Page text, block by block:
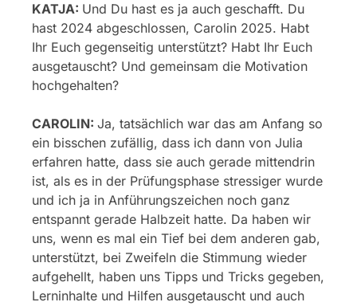
KATJA: Und Du hast es ja auch geschafft. Du
hast 2024 abgeschlossen, Carolin 2025. Habt
Ihr Euch gegenseitig unterstützt? Habt Ihr Euch
ausgetauscht? Und gemeinsam die Motivation
hochgehalten?
CAROLIN: Ja, tatsächlich war das am Anfang so
ein bisschen zufällig, dass ich dann von Julia
erfahren hatte, dass sie auch gerade mittendrin
ist, als es in der Prüfungsphase stressiger wurde
und ich ja in Anführungszeichen noch ganz
entspannt gerade Halbzeit hatte. Da haben wir
uns, wenn es mal ein Tief bei dem anderen gab,
unterstützt, bei Zweifeln die Stimmung wieder
aufgehellt, haben uns Tipps und Tricks gegeben,
Lerninhalte und Hilfen ausgetauscht und auch